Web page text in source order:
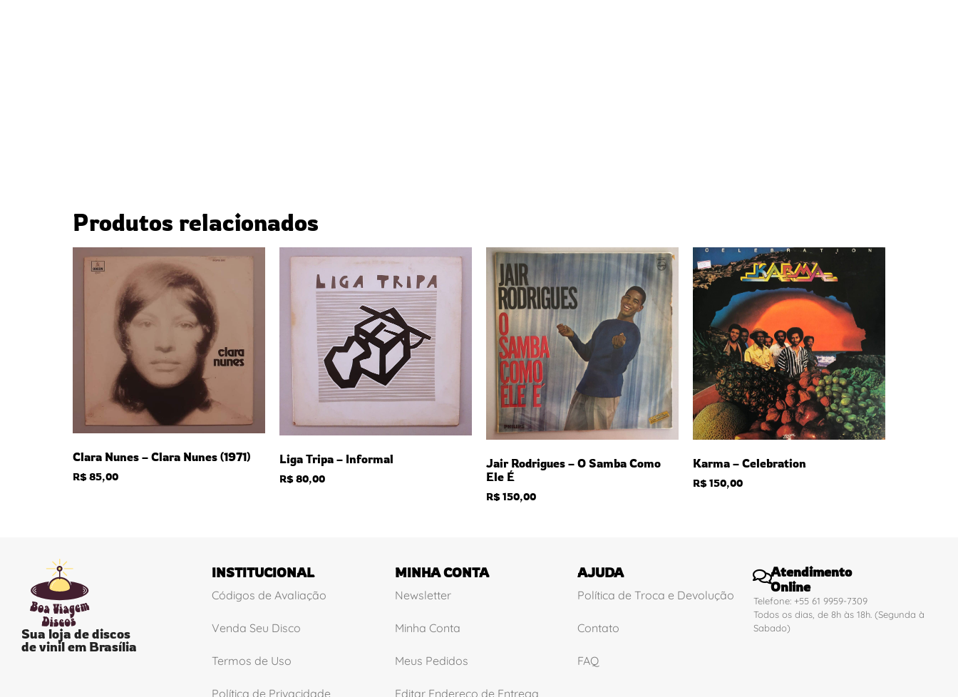
Produtos relacionados
Clara Nunes – Clara Nunes (1971)
R$85,00
Liga Tripa – Informal
R$80,00
Jair Rodrigues – O Samba Como
Ele É
R$150,00
Karma – Celebration
R$150,00
Sua loja de discos
de vinil em Brasília
INSTITUCIONAL
Códigos de Avaliação
Venda Seu Disco
Termos de Uso
Política de Privacidade
MINHA CONTA
Newsletter
Minha Conta
Meus Pedidos
Editar Endereço de Entrega
AJUDA
Política de Troca e Devolução
Contato
FAQ
Atendimento
Online
Telefone: +55 61 9959-7309
Todos os dias, de 8h às 18h. (Segunda à
Sabado)